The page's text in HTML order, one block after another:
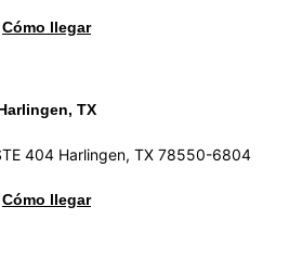
Cómo llegar
TX
404 Harlingen, TX 78550-6804
Cómo llegar